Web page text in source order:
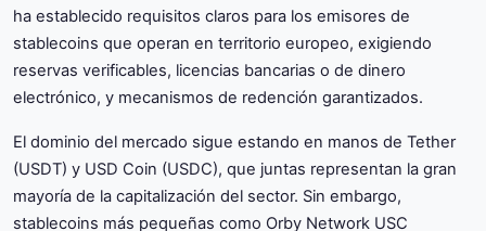
ha establecido requisitos claros para los emisores de
stablecoins que operan en territorio europeo, exigiendo
reservas verificables, licencias bancarias o de dinero
electrónico, y mecanismos de redención garantizados.
El dominio del mercado sigue estando en manos de Tether
(USDT) y USD Coin (USDC), que juntas representan la gran
mayoría de la capitalización del sector. Sin embargo,
stablecoins más pequeñas como Orby Network USC